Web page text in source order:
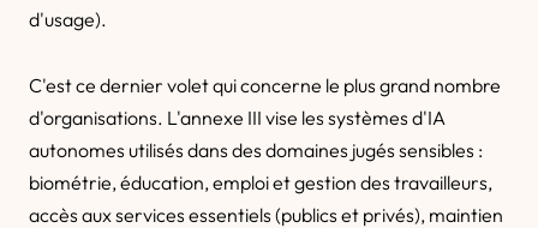
d'usage).
C'est ce dernier volet qui concerne le plus grand nombre
d'organisations. L'annexe III vise les systèmes d'IA
autonomes utilisés dans des domaines jugés sensibles :
biométrie, éducation, emploi et gestion des travailleurs,
accès aux services essentiels (publics et privés), maintien